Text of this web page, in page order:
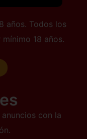
años. Todos los
18 años.
con la